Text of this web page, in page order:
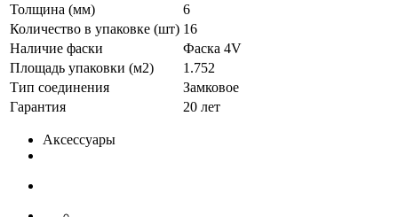
Толщина (мм)
6
Количество в упаковке (шт) 16
Наличие фаски
Фаска 4V
Площадь упаковки (м2)
1.752
Тип соединения
Замковое
Гарантия
20 лет
Аксессуары